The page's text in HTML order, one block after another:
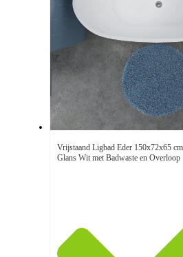
Vrijstaand Ligbad Eder 150x72x65
Glans Wit met Badwaste en Overloop